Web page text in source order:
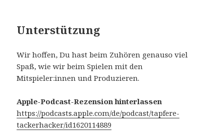
Unterstützung
Wir hoffen, Du hast beim Zuhören genauso viel
Spaß, wie wir beim Spielen mit den
Mitspieler:innen und Produzieren.
Apple-Podcast-Rezension hinterlassen
https://podcasts.apple.com/de/podcast/tapfere-
tackerhacker/id1620114889